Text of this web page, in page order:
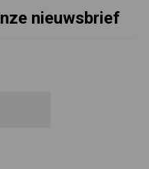
nieuwsbrief